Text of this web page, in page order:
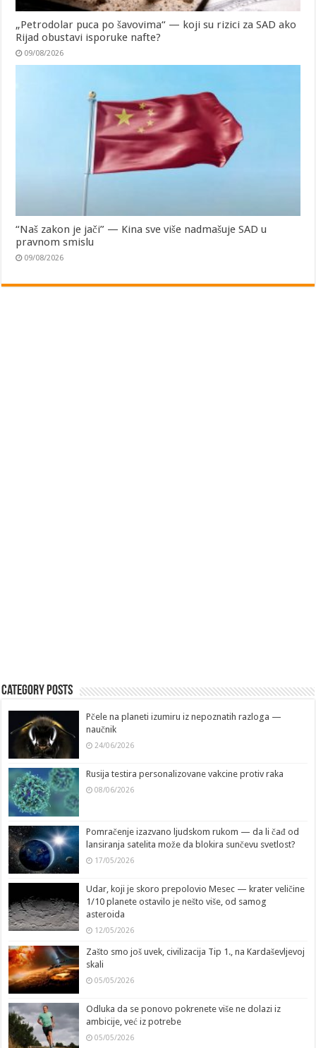
„Petrodolar puca po šavovima“ — koji su rizici za SAD ako
Rijad obustavi isporuke nafte?
09/08/2026
“Naš zakon je jači” — Kina sve više nadmašuje SAD u
pravnom smislu
09/08/2026
Category Posts
Pčele na planeti izumiru iz nepoznatih razloga —
naučnik
24/06/2026
Rusija testira personalizovane vakcine protiv raka
08/06/2026
Pomračenje izazvano ljudskom rukom — da li čađ od
lansiranja satelita može da blokira sunčevu svetlost?
17/05/2026
Udar, koji je skoro prepolovio Mesec — krater veličine
1/10 planete ostavilo je nešto više, od samog
asteroida
12/05/2026
Zašto smo još uvek, civilizacija Tip 1., na Kardaševljevoj
skali
05/05/2026
Odluka da se ponovo pokrenete više ne dolazi iz
ambicije, već iz potrebe
05/05/2026